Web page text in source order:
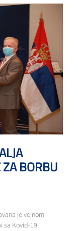
BORBU
je vojnom
sa Kovid-19.